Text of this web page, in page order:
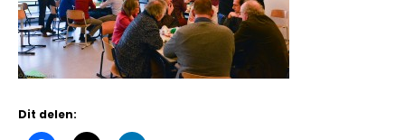
Dit delen: